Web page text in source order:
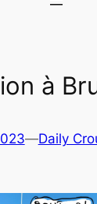
à
—Daily